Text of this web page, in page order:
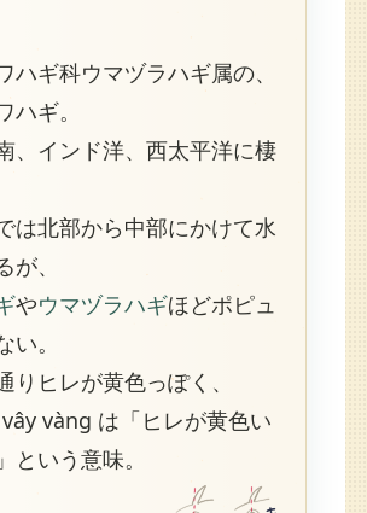
ハギ科ウマヅラハギ属の、
ハギ。
、インド洋、西太平洋に棲
は北部から中部にかけて水
、
やウマヅラハギほどポピュ
い。
りヒレが黄色っぽく、
vàng は「ヒレが黄色い
という意味。